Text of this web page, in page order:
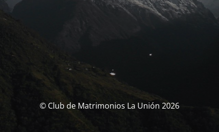
© Club de Matrimonios La Unión 2026